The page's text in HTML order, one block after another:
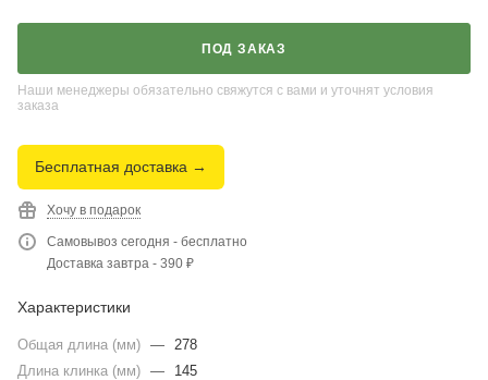
ПОД ЗАКАЗ
Наши менеджеры обязательно свяжутся с вами и уточнят условия
заказа
Бесплатная доставка →
Хочу в подарок
Самовывоз сегодня - бесплатно
Доставка завтра - 390 ₽
Характеристики
Общая длина (мм) — 278
Длина клинка (мм) —
145